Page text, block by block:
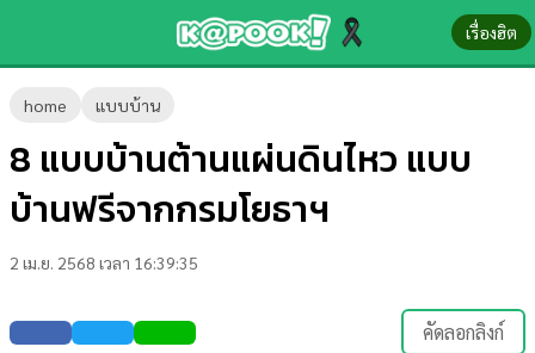
เรื่องฮิต
home แบบบ้าน
8 แบบบ้านต้านแผ่นดินไหว แบบ
บ้านฟรีจากกรมโยธาฯ
2 เม.ย. 2568 เวลา 16:39:35
คัดลอกลิงก์
ข่าว-
ความ
รู้
บันเทิง